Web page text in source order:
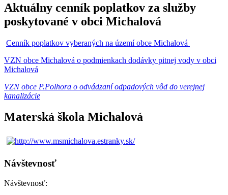
Aktuálny cenník poplatkov za služby
poskytované v obci Michalová
Cenník poplatkov vyberaných na území obce Michalová
VZN obce Michalová o podmienkach dodávky pitnej vody v obci
Michalová
VZN obce P.Polhora o odvádzaní odpadových vôd do verejnej
kanalizácie
Materská škola Michalová
Návštevnosť
Návštevnosť: